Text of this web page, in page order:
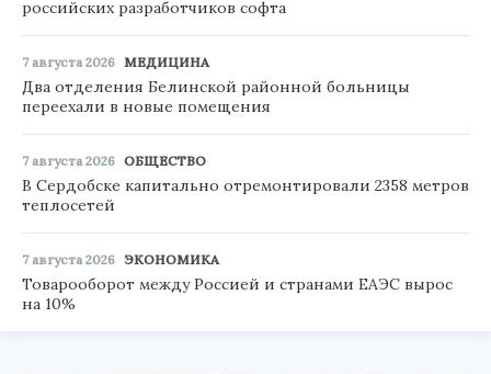
российских разработчиков софта
7 августа 2026 МЕДИЦИНА
Два отделения Белинской районной больницы
переехали в новые помещения
7 августа 2026 ОБЩЕСТВО
В Сердобске капитально отремонтировали 2358 метров
теплосетей
7 августа 2026 ЭКОНОМИКА
Товарооборот между Россией и странами ЕАЭС вырос
на 10%